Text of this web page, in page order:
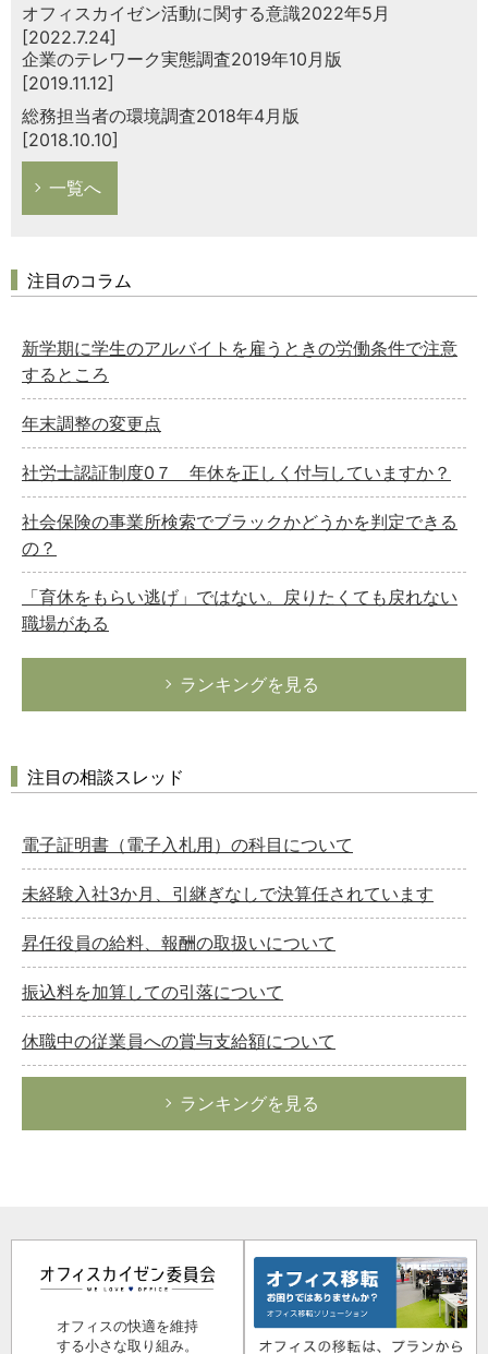
オフィスカイゼン活動に関する意識2022年5月
[2022.7.24]
企業のテレワーク実態調査2019年10月版
[2019.11.12]
総務担当者の環境調査2018年4月版
[2018.10.10]
一覧へ
注目のコラム
新学期に学生のアルバイトを雇うときの労働条件で注意
するところ
年末調整の変更点
社労士認証制度0７ 年休を正しく付与していますか？
社会保険の事業所検索でブラックかどうかを判定できる
の？
「育休をもらい逃げ」ではない。戻りたくても戻れない
職場がある
ランキングを見る
注目の相談スレッド
電子証明書（電子入札用）の科目について
未経験入社3か月、引継ぎなしで決算任されています
昇任役員の給料、報酬の取扱いについて
振込料を加算しての引落について
休職中の従業員への賞与支給額について
ランキングを見る
オフィスの快適を維持
する小さな取り組み。